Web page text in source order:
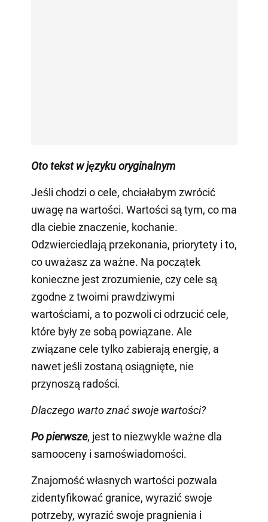
Oto tekst w języku oryginalnym
Jeśli chodzi o cele, chciałabym zwrócić
uwagę na wartości. Wartości są tym, co ma
dla ciebie znaczenie, kochanie.
Odzwierciedlają przekonania, priorytety i to,
co uważasz za ważne. Na początek
konieczne jest zrozumienie, czy cele są
zgodne z twoimi prawdziwymi
wartościami, a to pozwoli ci odrzucić cele,
które były ze sobą powiązane. Ale
związane cele tylko zabierają energię, a
nawet jeśli zostaną osiągnięte, nie
przynoszą radości.
Dlaczego warto znać swoje wartości?
Po pierwsze, jest to niezwykle ważne dla
samooceny i samoświadomości.
Znajomość własnych wartości pozwala
zidentyfikować granice, wyrazić swoje
potrzeby, wyrazić swoje pragnienia i